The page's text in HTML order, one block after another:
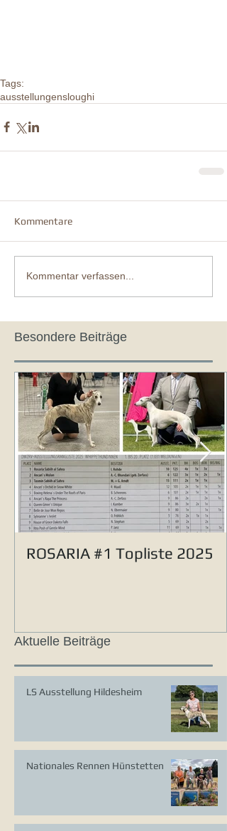
Tags:
ausstellungensloughi
Kommentare
Kommentar verfassen...
Besondere Beiträge
ROSARIA #1 Topliste 2025
Aktuelle Beiträge
LS Ausstellung Hildesheim
Nationales Rennen Hünstetten